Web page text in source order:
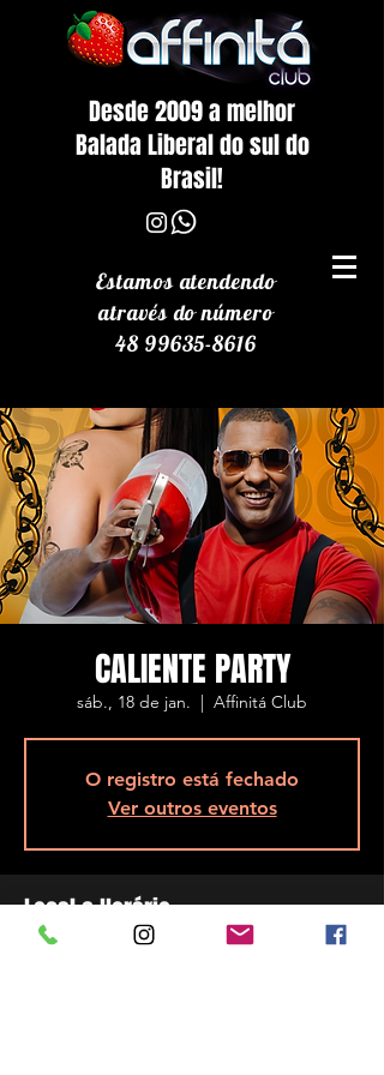
Desde 2009 a melhor
Balada Liberal do sul do
Brasil!
Estamos atendendo
atravésdo número
48 99635-8616
CALIENTE PARTY
sáb., 18 de jan.
  |
Affinitá Club
O registro está fechado
Ver outros eventos
Local e Horário